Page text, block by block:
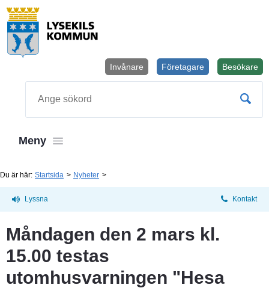
Besökare
Företagare
Invånare
Meny
Du är här: Startsida Nyheter
Lyssna Kontakt
Måndagen den 2 mars kl.
15.00 testas
utomhusvarningen "Hesa